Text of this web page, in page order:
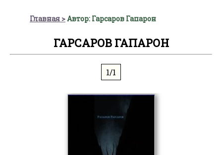
Главная Автор: Гарсаров Гапарон
ГАРСАРОВ ГАПАРОН
1/1